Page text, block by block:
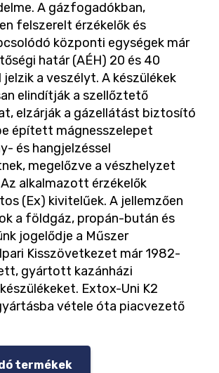
A gázfogadókban,
felszerelt érzékelők és
központi egységek már
határ (AÉH) 20 és 40
jelzik a veszélyt. A készülékek
elindítják a szellőztető
elzárják a gázellátást biztosító
épített mágnesszelepet
és hangjelzéssel
megelőzve a vészhelyzet
alkalmazott érzékelők
(Ex) kivitelűek. A jellemzően
a földgáz, propán-bután és
jogelődje a Műszer
Kisszövetkezet már 1982-
gyártott kazánházi
Extox-Uni K2
vétele óta piacvezető
termékek